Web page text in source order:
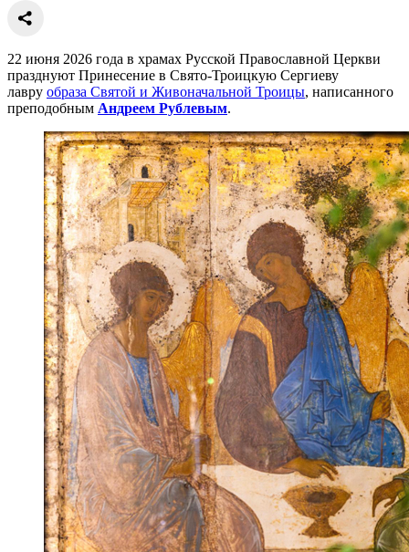
22 июня 2026 года в храмах Русской Православной Церкви
празднуют Принесение в Свято-Троицкую Сергиеву
лавру образа Святой и Живоначальной Троицы, написанного
преподобным Андреем Рублевым.